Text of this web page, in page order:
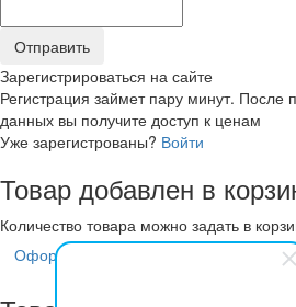
Зарегистрироваться на сайте
Регистрация займет пару минут. После
данных вы получите доступ к ценам
Уже зарегистрованы? Войти
Товар добавлен в
Количество товара можно задать в
Оформить заказ
Продолжить